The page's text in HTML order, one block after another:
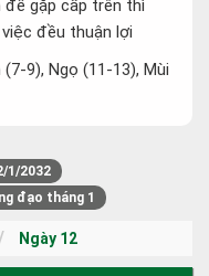
để gặp cấp trên thì
đều thuận lợi
9), Ngọ (11-13), Mùi
1/2032
đạo tháng 1
Ngày 12